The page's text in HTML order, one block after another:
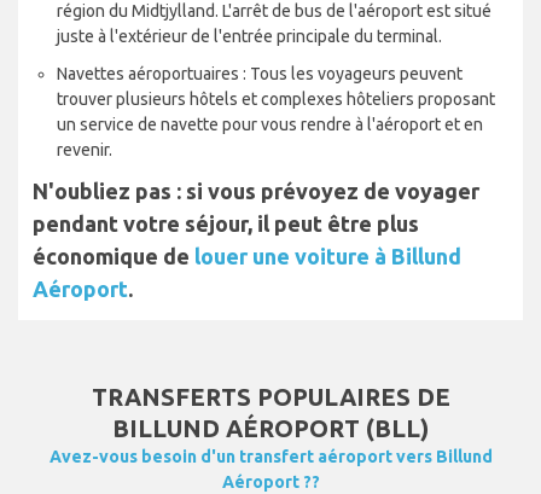
région du Midtjylland. L'arrêt de bus de l'aéroport est situé
juste à l'extérieur de l'entrée principale du terminal.
Navettes aéroportuaires : Tous les voyageurs peuvent
trouver plusieurs hôtels et complexes hôteliers proposant
un service de navette pour vous rendre à l'aéroport et en
revenir.
N'oubliez pas : si vous prévoyez de voyager
pendant votre séjour, il peut être plus
économique de louer une voiture à Billund
Aéroport.
TRANSFERTS POPULAIRES DE
BILLUND AÉROPORT (BLL)
Avez-vous besoin d'un transfert aéroport vers Billund
Aéroport ??